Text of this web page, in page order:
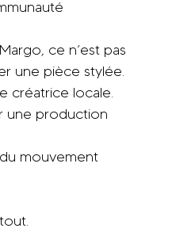
ce n’est pas
une pièce stylée.
créatrice locale.
une production
mouvement